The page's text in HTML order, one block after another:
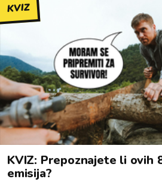
KVIZ
KVIZ: Prepoznajete li
emisija?